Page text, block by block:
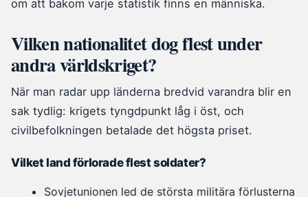
om att bakom varje statistik finns en människa.
Vilken nationalitet dog flest under
andra världskriget?
När man radar upp länderna bredvid varandra blir en
sak tydlig: krigets tyngdpunkt låg i öst, och
civilbefolkningen betalade det högsta priset.
Vilket land förlorade flest soldater?
Sovjetunionen led de största militära förlusterna